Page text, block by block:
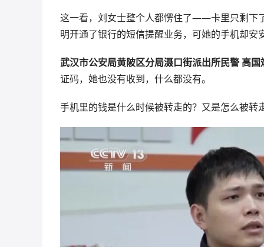
这一看，刘女士整个人都愣住了——卡里只剩下
明开通了银行的短信提醒业务，可她的手机却安
武汉市公安局黄陂区分局滠口街派出所民警 高国
证码，她也没有收到，什么都没有。
手机里的钱是什么时候被转走的？又是怎么被